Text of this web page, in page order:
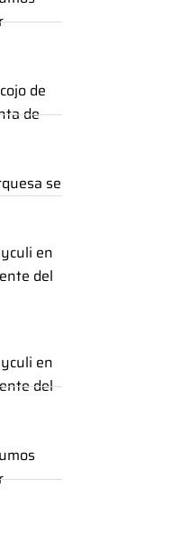
de
de
se
en
del
en
del